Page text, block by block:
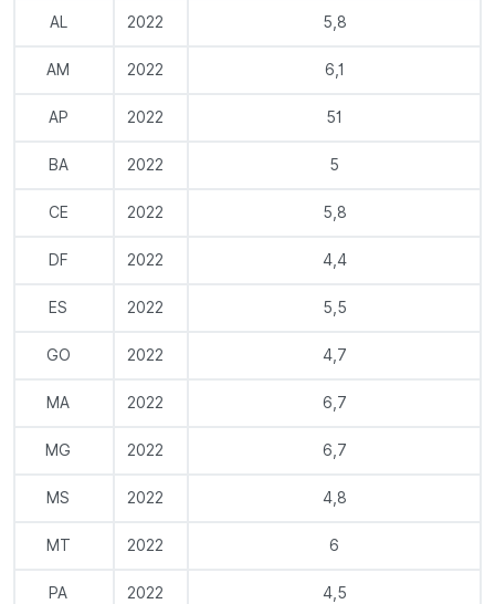
AL 2022 5,8
AM 2022 6,1
AP 2022 51
BA 2022 5
CE 2022 5,8
DF 2022 4,4
ES 2022 5,5
GO 2022 4,7
MA 2022 6,7
MG 2022 6,7
MS 2022 4,8
MT 2022 6
PA 2022 4,5